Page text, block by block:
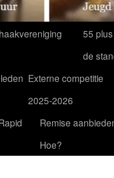
55
de
Externe competitie
2025-2026
Remise
Hoe?